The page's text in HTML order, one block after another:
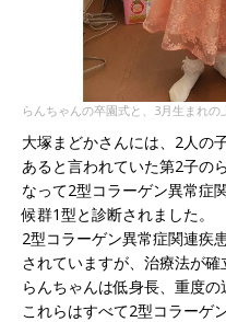
らんちゃんの卒園式と、3月生まれの
大塚まどかさんには、2人の
あると言われていた第2子の
なって2型コラーゲン異常症
候群1型と診断されました。
2型コラーゲン異常症関連疾
されていますが、治療法が確
らんちゃんは低身長、重度の
これらはすべて2型コラーゲ